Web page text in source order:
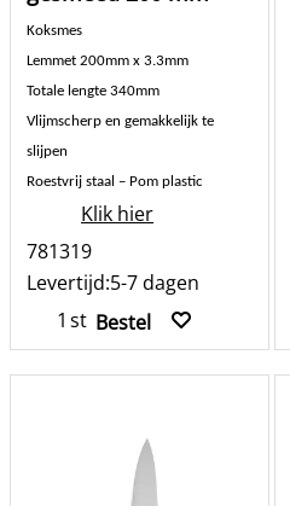
Koksmes
Lemmet 200mm x 3.3mm
Totale lengte 340mm
Vlijmscherp en gemakkelijk te
slijpen
Roestvrij staal – Pom plastic
Klik hier
781319
Levertijd:5-7 dagen
st Bestel